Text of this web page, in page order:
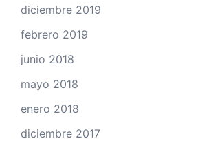
diciembre 2019
febrero 2019
junio 2018
mayo 2018
enero 2018
diciembre 2017